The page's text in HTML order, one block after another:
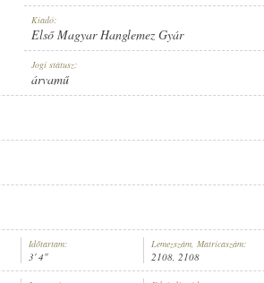
HANGLEMEZ GYÁR
Kiadó:
Első Magyar Hanglemez Gyár
Jogi státusz:
árvamű
Időtartam:
3' 4"
Lemezszám, Matricaszám:
2108, 2108